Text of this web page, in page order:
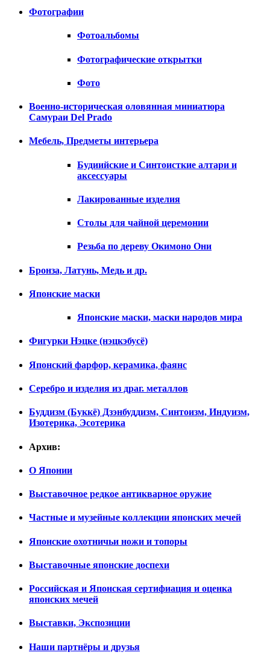
Фотографии
Фотоальбомы
Фотографические открытки
Фото
Военно-историческая оловянная миниатюра
Самураи Del Prado
Мебель, Предметы интерьера
Будиийские и Синтоисткие алтари и
аксессуары
Лакированные изделия
Столы для чайной церемонии
Резьба по дереву Окимоно Они
Бронза, Латунь, Медь и др.
Японские маски
Японские маски, маски народов мира
Фигурки Нэцке (нэцкэбусё)
Японский фарфор, керамика, фаянс
Серебро и изделия из драг. металлов
Буддизм (Буккё) Дзэнбуддизм, Синтоизм, Индуизм,
Изотерика, Эсотерика
Архив:
О Японии
Выставочное редкое антикварное оружие
Частные и музейные коллекции японских мечей
Японские охотничьи ножи и топоры
Выставочные японские доспехи
Российская и Японская сертифиация и оценка
японских мечей
Выставки, Экспозиции
Наши партнёры и друзья